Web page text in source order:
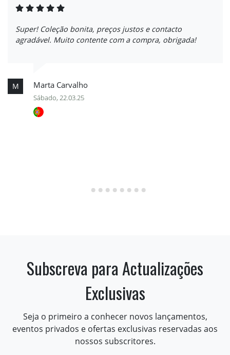
Super! Coleção bonita, preços justos e contacto
agradável. Muito contente com a compra, obrigada!
M Marta Carvalho
Sábado, 22.03.25
Subscreva para Actualizações
Exclusivas
Seja o primeiro a conhecer novos lançamentos,
eventos privados e ofertas exclusivas reservadas aos
nossos subscritores.